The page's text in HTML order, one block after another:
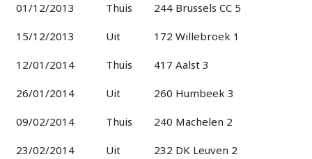
01/12/2013 Thuis 244 Brussels CC 5
15/12/2013 Uit 172 Willebroek 1
12/01/2014 Thuis 417 Aalst 3
26/01/2014 Uit 260 Humbeek 3
09/02/2014 Thuis 240 Machelen 2
23/02/2014 Uit 232 DK Leuven 2